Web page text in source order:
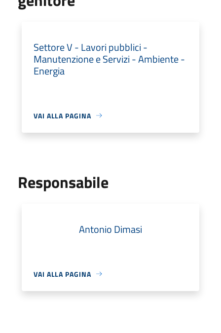
Settore V - Lavori pubblici -
Manutenzione e Servizi - Ambiente -
Energia
VAI ALLA PAGINA
Responsabile
Antonio Dimasi
VAI ALLA PAGINA